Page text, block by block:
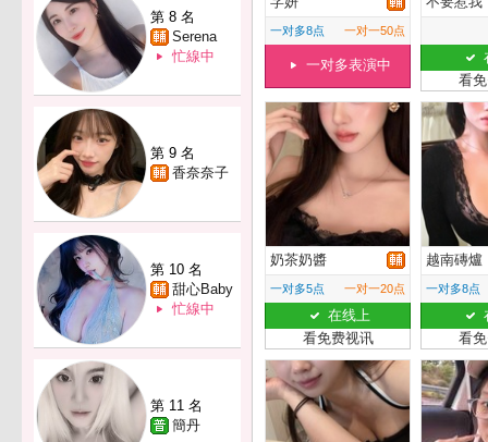
第 8 名
Serena
忙線中
第 9 名
香奈奈子
第 10 名
甜心Baby
忙線中
第 11 名
簡丹
一对多8点 一对一50点
一对多表演中
看
奶茶奶醬
一对多5点 一对一20点
在线上
看免费视讯
越南磚爐
一对多8点
看